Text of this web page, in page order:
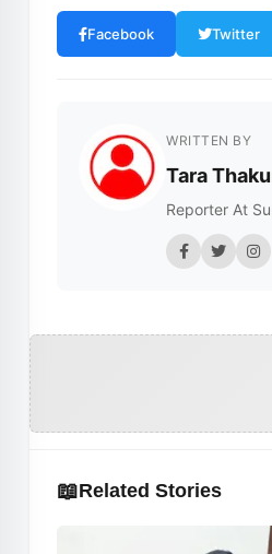
Facebook Twitter
WRITTEN BY
Tara
Reporter At
📖Related Stories